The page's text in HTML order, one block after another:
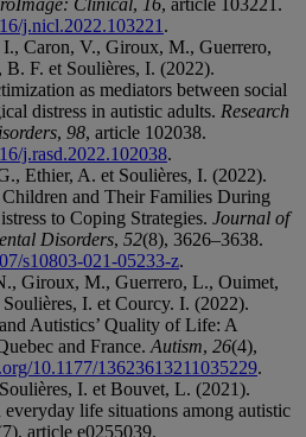
j.nicl.2022.103221 .
I., Caron, V., Giroux, M., Guerrero,
F. et Soulières, I. (2022).
as mediators between social
distress in autistic adults. Research
, 98, article 102038.
j.rasd.2022.102038.
Ethier, A. et Soulières, I. (2022).
and Their Families During
to Coping Strategies. Journal of
Disorders, 52(8), 3626–3638.
s10803-021-05233-z.
Giroux, M., Guerrero, L., Ouimet,
I. et Courcy. I. (2022).
Autistics’ Quality of Life: A
and France. Autism, 26(4),
10.1177/13623613211035229.
I. et Bouvet, L. (2021).
life situations among autistic
article e0255039.